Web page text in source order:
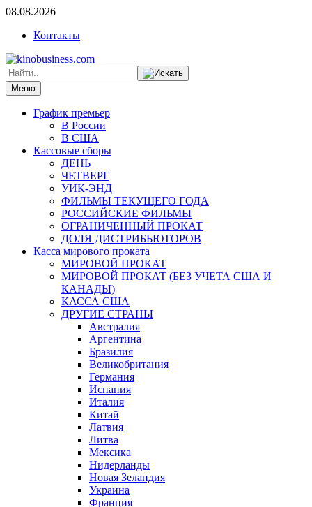
08.08.2026
Контакты
Меню
График премьер
В России
В США
Кассовые сборы
ДЕНЬ
ЧЕТВЕРГ
УИК-ЭНД
ФИЛЬМЫ ТЕКУЩЕГО ГОДА
РОССИЙСКИЕ ФИЛЬМЫ
ОГРАНИЧЕННЫЙ ПРОКАТ
ДОЛЯ ДИСТРИБЬЮТОРОВ
Касса мирового проката
МИРОВОЙ ПРОКАТ
МИРОВОЙ ПРОКАТ (БЕЗ УЧЕТА США И
КАНАДЫ)
КАССА США
ДРУГИЕ СТРАНЫ
Австралия
Аргентина
Бразилия
Великобритания
Германия
Испания
Италия
Китай
Латвия
Литва
Мексика
Нидерланды
Новая Зеландия
Украина
Франция